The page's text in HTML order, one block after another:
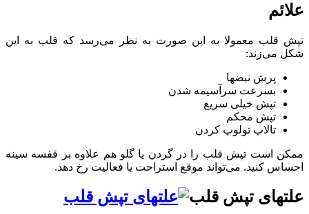
علائم
تپش قلب معمولا به این صورت به نظر می‌رسد که قلب به این
شکل می‌زند:
پرش نبضها
بسرعت سرآسیمه شدن
تپش خیلی سریع
تپش محکم
تالاپ تولوپ کردن
ممکن است تپش قلب را در گردن یا گلو هم علاوه بر قفسه سینه
احساس کنید. می‌تواند موقع استراحت یا فعالیت رخ دهد.
علتهای تپش قلب